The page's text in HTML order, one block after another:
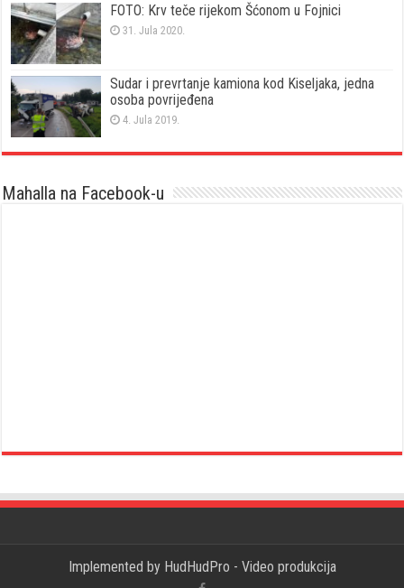
FOTO: Krv teče rijekom Šćonom u Fojnici
31. Jula 2020.
Sudar i prevrtanje kamiona kod Kiseljaka, jedna
osoba povrijeđena
4. Jula 2019.
Mahalla na Facebook-u
Implemented by HudHudPro - Video produkcija